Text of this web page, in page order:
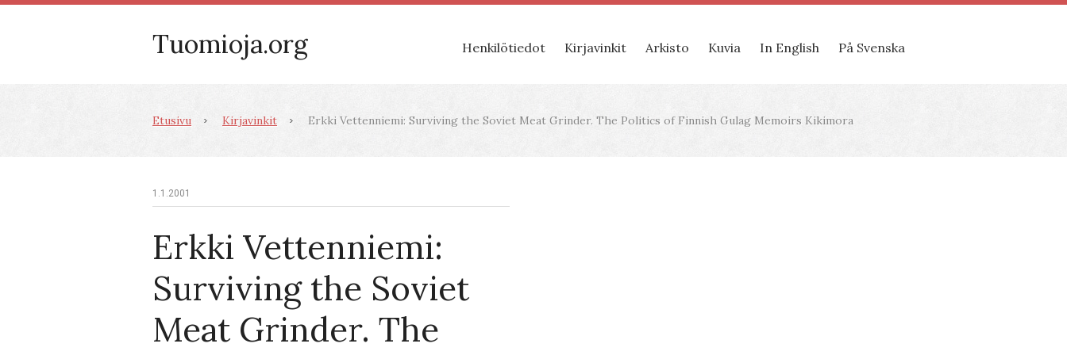
Tuomioja.org Henkilötiedot Kirjavinkit Arkisto Kuvia In English På Svenska
Etusivu Kirjavinkit Erkki Vettenniemi: Surviving the Soviet Meat Grinder. The Politics of Finnish Gulag Memoirs Kikimora
1.1.2001
Erkki Vettenniemi:
Surviving the Soviet
Meat Grinder. The